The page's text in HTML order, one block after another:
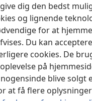
dig den bedst
og lignende
for at
Du kan
cookies. De
på
blive solgt
at få flere
Library